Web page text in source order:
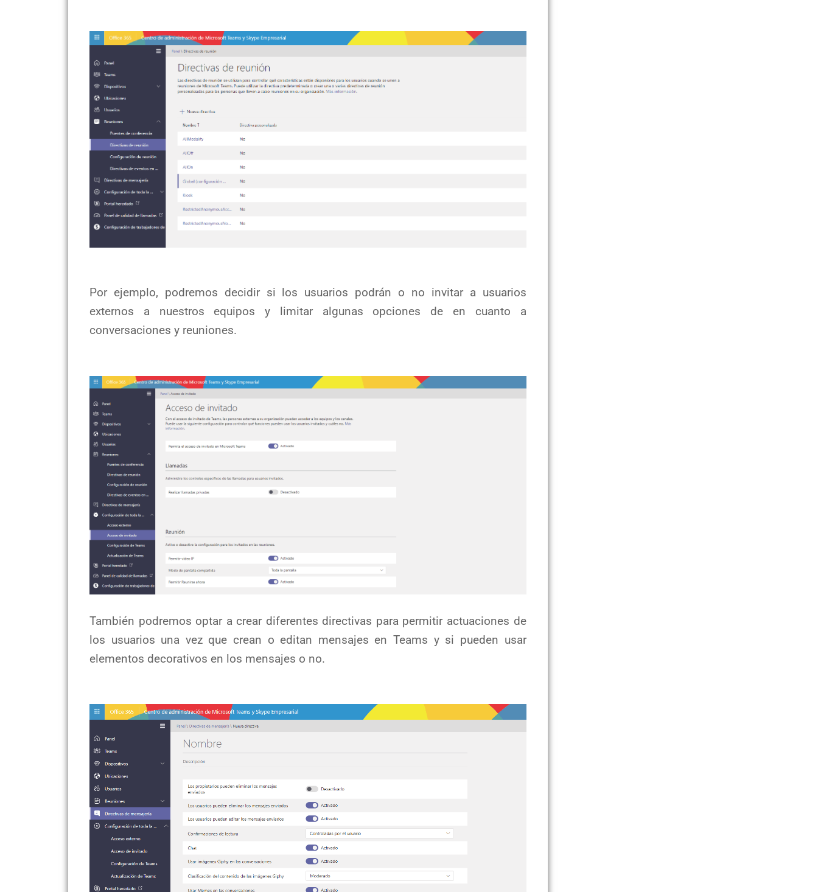
Por ejemplo, podremos decidir si los usuarios podrán o no invitar a usuarios
externos a nuestros equipos y limitar algunas opciones de en cuanto a
conversaciones y reuniones.
También podremos optar a crear diferentes directivas para permitir actuaciones de
los usuarios una vez que crean o editan mensajes en Teams y si pueden usar
elementos decorativos en los mensajes o no.